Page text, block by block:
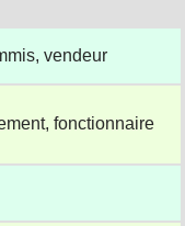
vendeur
fonctionnaire